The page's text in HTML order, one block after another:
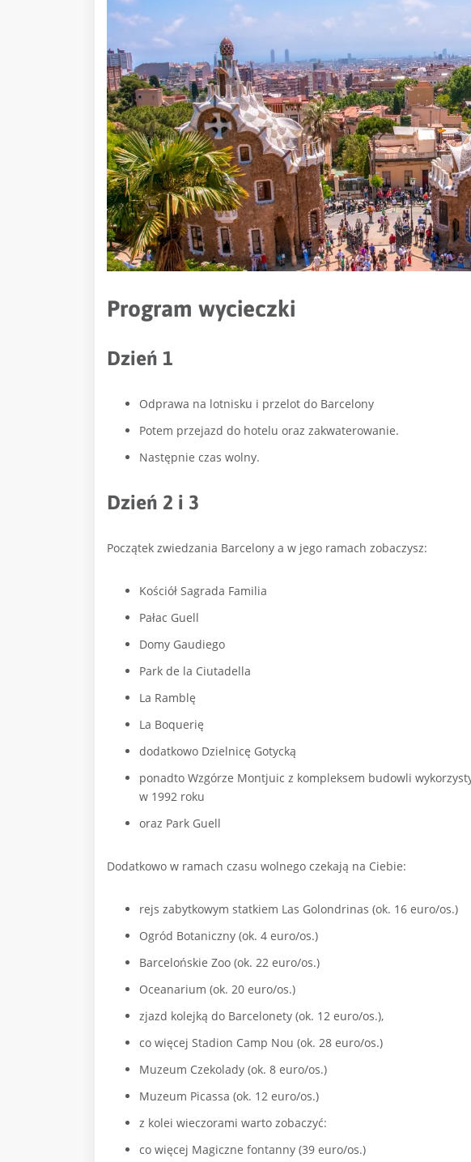
Program wycieczki
Dzień 1
Odprawa na lotnisku i przelot do Barcelony
Potem przejazd do hotelu oraz zakwaterowanie.
Następnie czas wolny.
Dzień 2 i 3
Początek zwiedzania Barcelony a w jego ramach zobaczysz:
Kościół Sagrada Familia
Pałac Guell
Domy Gaudiego
Park de la Ciutadella
La Ramblę
La Boquerię
dodatkowo Dzielnicę Gotycką
ponadto Wzgórze Montjuic z kompleksem budowli
w 1992 roku
oraz Park Guell
Dodatkowo w ramach czasu wolnego czekają na Ciebie:
rejs zabytkowym statkiem Las Golondrinas (ok. 16 euro/os.)
Ogród Botaniczny (ok. 4 euro/os.)
Barcelońskie Zoo (ok. 22 euro/os.)
Oceanarium (ok. 20 euro/os.)
zjazd kolejką do Barcelonety (ok. 12 euro/os.),
co więcej Stadion Camp Nou (ok. 28 euro/os.)
Muzeum Czekolady (ok. 8 euro/os.)
Muzeum Picassa (ok. 12 euro/os.)
z kolei wieczorami warto zobaczyć:
co więcej Magiczne fontanny (39 euro/os.)